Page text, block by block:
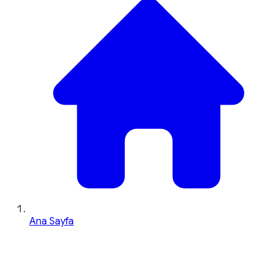
Ana Sayfa